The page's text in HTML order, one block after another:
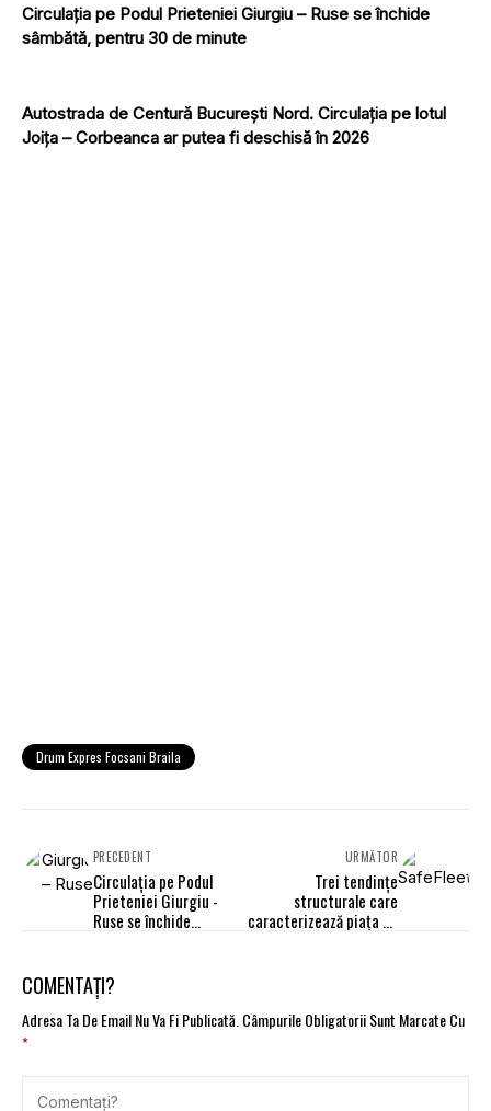
Circulația pe Podul Prieteniei Giurgiu – Ruse se închide
sâmbătă, pentru 30 de minute
Autostrada de Centură București Nord. Circulația pe lotul
Joița – Corbeanca ar putea fi deschisă în 2026
Drum Expres Focsani Braila
PRECEDENT
Circulația pe Podul
Prieteniei Giurgiu -
Ruse se închide
URMĂTOR
Trei tendințe
structurale care
caracterizează piața de
COMENTAȚI?
Adresa Ta De Email Nu Va Fi Publicată.Câmpurile Obligatorii Sunt Marcate Cu
*